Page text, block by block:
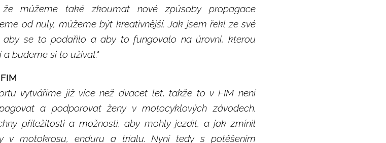
že můžeme také zkoumat nové způsoby propagace
od nuly, můžeme být kreativnější. Jak jsem řekl ze své
aby se to podařilo a aby to fungovalo na úrovni, kterou
budeme si to užívat."
vytváříme již více než dvacet let, takže to v FIM není
a podporovat ženy v motocyklových závodech.
příležitosti a možnosti, aby mohly jezdit, a jak zmínil
v motokrosu, enduru a trialu. Nyní tedy s potěšením